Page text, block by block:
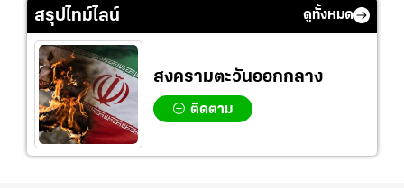
สรุปไทม์ไลน์ ดูทั้งหมด
สงครามตะวันออกกลาง
ติดตาม